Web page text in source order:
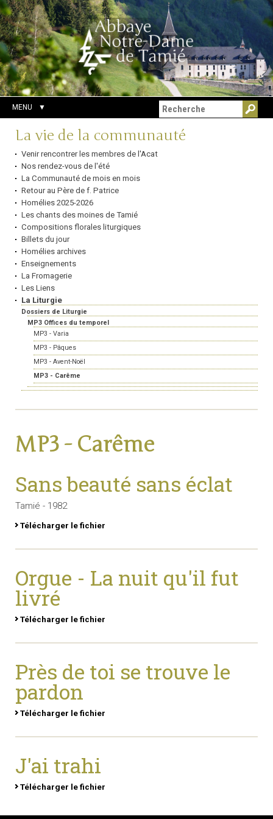
Aller
au
contenu.
|
Aller
à
la
navigation
Outils
personnels
Chercher par
Recherche
avancée…
MENU
Navigation
La vie de la communauté
Venir rencontrer les membres de l'Acat
Nos rendez-vous de l'été
La Communauté de mois en mois
Retour au Père de f. Patrice
Homélies 2025-2026
Les chants des moines de Tamié
Compositions florales liturgiques
Billets du jour
Homélies archives
Enseignements
La Fromagerie
Les Liens
La Liturgie
Dossiers de Liturgie
MP3 Offices du temporel
MP3 - Varia
MP3 - Pâques
MP3 - Avent-Noël
MP3 - Carême
MP3 - Carême
Sans beauté sans éclat
Tamié - 1982
Télécharger le fichier
Orgue - La nuit qu'il fut
livré
Télécharger le fichier
Près de toi se trouve le
pardon
Télécharger le fichier
J'ai trahi
Télécharger le fichier